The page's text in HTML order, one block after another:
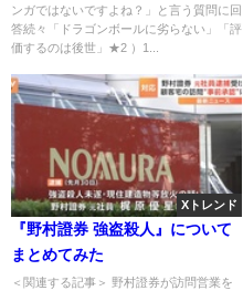
ボールに劣らない」「評価する
のは後世」★2 [muffin★]
ンガではないですよね？」と言う質問に回
答続々「ドラゴンボールに劣らない」「評
価するのは後世」★2 ）1...
Xトレンド
『野村證券 強盗殺人』について
まとめてみた
＜関連する記事＞ 野村證券が訪問営業を